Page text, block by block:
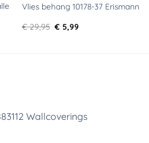
Vlies behang 10178-37 Erismann
€29,95 Oorspronkelijke
prijs
€ 5,99Huidige
Wallcoverings